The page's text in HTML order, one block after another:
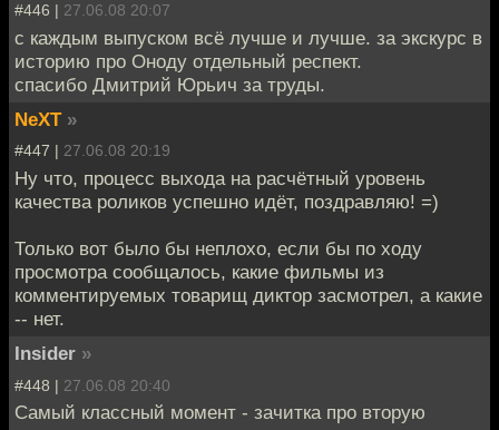
#446 | 27.06.08 20:07
с каждым выпуском всё лучше и лучше. за экскурс в
историю про Оноду отдельный респект.
спасибо Дмитрий Юрьич за труды.
NeXT »
#447 | 27.06.08 20:19
Ну что, процесс выхода на расчётный уровень
качества роликов успешно идёт, поздравляю! =)
Только вот было бы неплохо, если бы по ходу
просмотра сообщалось, какие фильмы из
комментируемых товарищ диктор засмотрел, а какие
-- нет.
Insider »
#448 | 27.06.08 20:40
Самый классный момент - зачитка про вторую